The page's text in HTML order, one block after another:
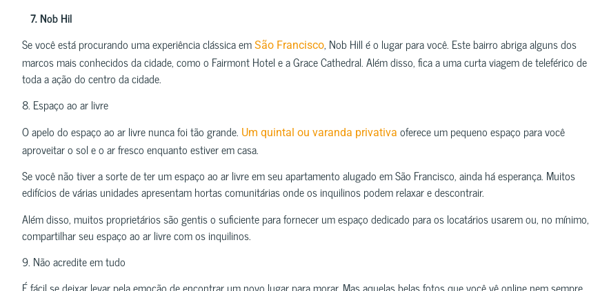
7. Nob Hil
Se você está procurando uma experiência clássica em São Francisco, Nob Hill é o lugar para você. Este bairro abriga alguns dos
marcos mais conhecidos da cidade, como o Fairmont Hotel e a Grace Cathedral. Além disso, fica a uma curta viagem de teleférico de
toda a ação do centro da cidade.
8. Espaço ao ar livre
O apelo do espaço ao ar livre nunca foi tão grande. Um quintal ou varanda privativa oferece um pequeno espaço para você
aproveitar o sol e o ar fresco enquanto estiver em casa.
Se você não tiver a sorte de ter um espaço ao ar livre em seu apartamento alugado em São Francisco, ainda há esperança. Muitos
edifícios de várias unidades apresentam hortas comunitárias onde os inquilinos podem relaxar e descontrair.
Além disso, muitos proprietários são gentis o suficiente para fornecer um espaço dedicado para os locatários usarem ou, no mínimo,
compartilhar seu espaço ao ar livre com os inquilinos.
9. Não acredite em tudo